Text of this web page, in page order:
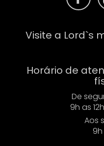
Visite a Lord`s
Horário de
De
9h as
Aos
9h